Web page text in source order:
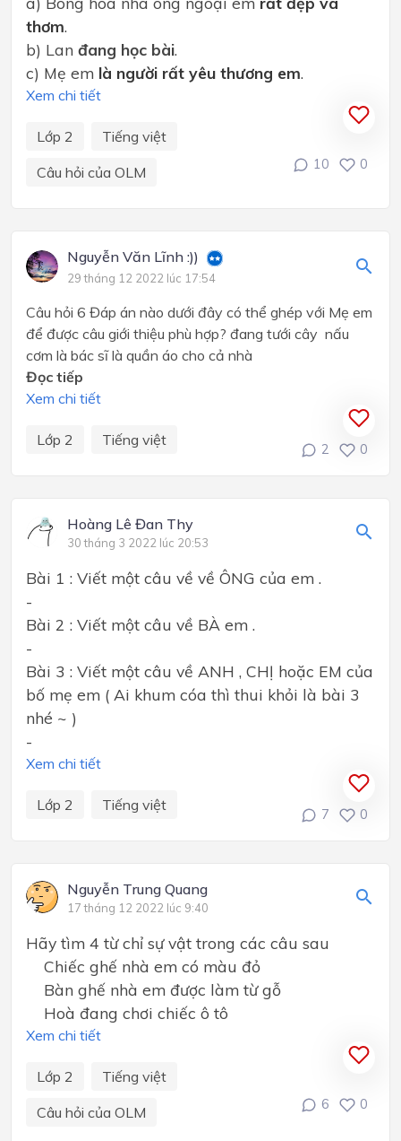
thơm.
b) Lan đang học bài.
c) Mẹ em là người rất yêu thương em.
Xem chi tiết
Lớp 2
Tiếng việt
Câu hỏi của OLM
10 0
Nguyễn Văn Lĩnh :))
29 tháng 12 2022 lúc 17:54
Câu hỏi 6 Đáp án nào dưới đây có thể ghép với Mẹ em
để được câu giới thiệu phù hợp? đang tưới cây nấu
cơm là bác sĩ là quần áo cho cả nhà
Đọc tiếp
Xem chi tiết
Lớp 2 Tiếng việt
2 0
Hoàng Lê Đan Thy
30 tháng 3 2022 lúc 20:53
Bài 1 : Viết một câu về về ÔNG của em .
-
Bài 2 : Viết một câu về BÀ em .
-
Bài 3 : Viết một câu về ANH , CHỊ hoặc EM của
bố mẹ em ( Ai khum cóa thì thui khỏi là bài 3
nhé ~ )
-
Xem chi tiết
Lớp 2 Tiếng việt
7 0
Nguyễn Trung Quang
17 tháng 12 2022 lúc 9:40
Hãy tìm 4 từ chỉ sự vật trong các câu sau
Chiếc ghế nhà em có màu đỏ
Bàn ghế nhà em được làm từ gỗ
Hoà đang chơi chiếc ô tô
Xem chi tiết
Lớp 2
Tiếng việt
Câu hỏi của OLM
6 0